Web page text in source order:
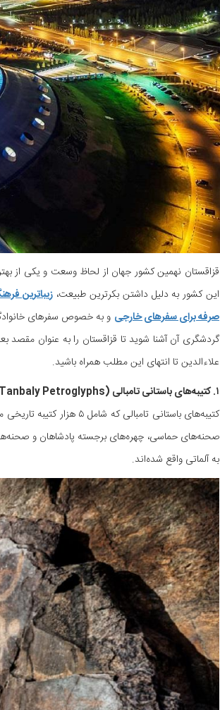
قزاقستان نهمین کشور جهان از لحاظ وسعت و یکی از
این کشور به دلیل داشتن بکرترین طبیعت، زیباترین
صرفه برای سفرهای خارجی و به خصوص سفرهای
گردشگری آن آشنا شوید تا قزاقستان را به عنوان مقصد
علاءالدین تا انتهای این مطلب همراه باشید.
۱. کتیبه‌های باستانی تامبالی (Tanbaly Petroglyphs)
کتیبه‌های باستانی
صحنه‌های حماسی، چهره‌های برجسته پادشاهان و
به آلماتی واقع شده‌اند.